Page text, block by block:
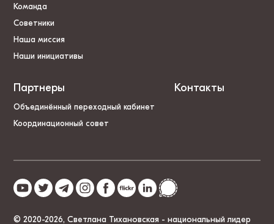
Команда
Советники
Наша миссия
Наши инициативы
Партнеры
Объединённый переходный кабинет
Координационный совет
Контакты
© 2020-2026, Светлана Тихановская - национальный лидер